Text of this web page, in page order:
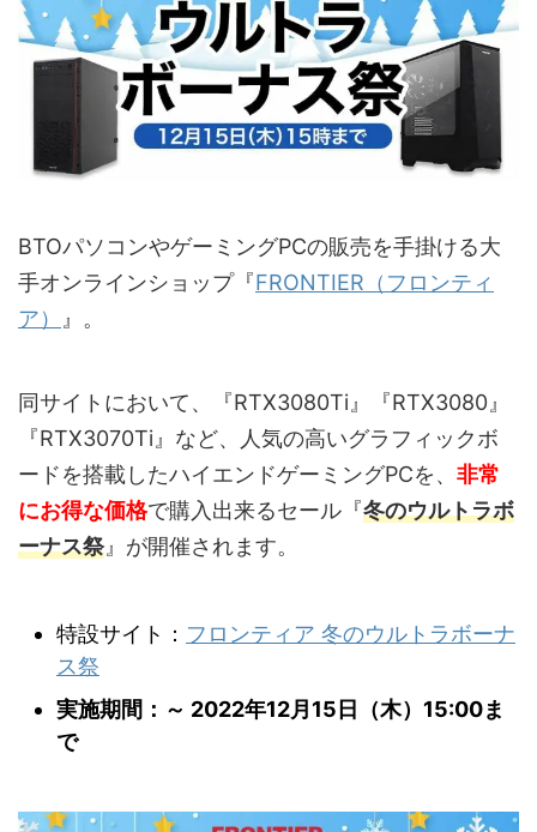
BTOパソコンやゲーミングPCの販売を手掛ける大
手オンラインショップ『FRONTIER（フロンティ
ア）
』。
同サイトにおいて、『RTX3080Ti』『RTX3080』
『RTX3070Ti』など、人気の高いグラフィックボ
ードを搭載したハイエンドゲーミングPCを、 非常
にお得な価格で購入出来るセール『冬のウルトラボ
ーナス祭』が開催されます。
特設サイト： フロンティア 冬のウルトラボーナ
ス祭
実施期間：～ 2022年12月15日（木）15:00ま
で